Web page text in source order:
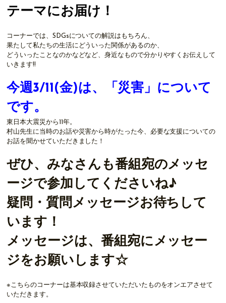
テーマにお届け！
コーナーでは、SDGsについての解説はもちろん、
果たして私たちの生活にどういった関係があるのか、
どういったことなのかなどなど、身近なもので分かりやすくお伝えして
いきます!!
今週3/11(金)は、「災害」について
です。
東日本大震災から11年。
村山先生に当時のお話や災害から時がたった今、必要な支援についての
お話を聞かせていただきました！
ぜひ、みなさんも番組宛のメッセ
ージで参加してくださいね♪
疑問・質問メッセージお待ちして
います！
メッセージは、番組宛にメッセー
ジをお願いします☆
※こちらのコーナーは基本収録させていただいたものをオンエアさせて
いただきます。